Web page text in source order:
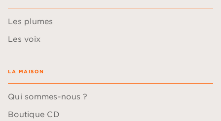
Les plumes
Les voix
LA MAISON
Qui sommes-nous ?
Boutique CD